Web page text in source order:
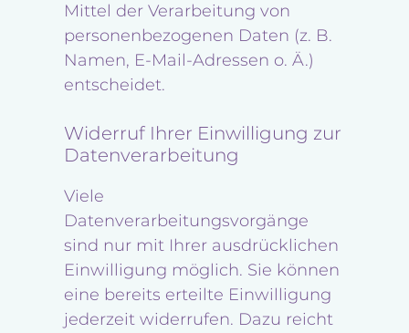
Mittel der Verarbeitung von
personenbezogenen Daten (z. B.
Namen, E-Mail-Adressen o. Ä.)
entscheidet.
Widerruf Ihrer Einwilligung zur
Datenverarbeitung
Viele
Datenverarbeitungsvorgänge
sind nur mit Ihrer ausdrücklichen
Einwilligung möglich. Sie können
eine bereits erteilte Einwilligung
jederzeit widerrufen. Dazu reicht